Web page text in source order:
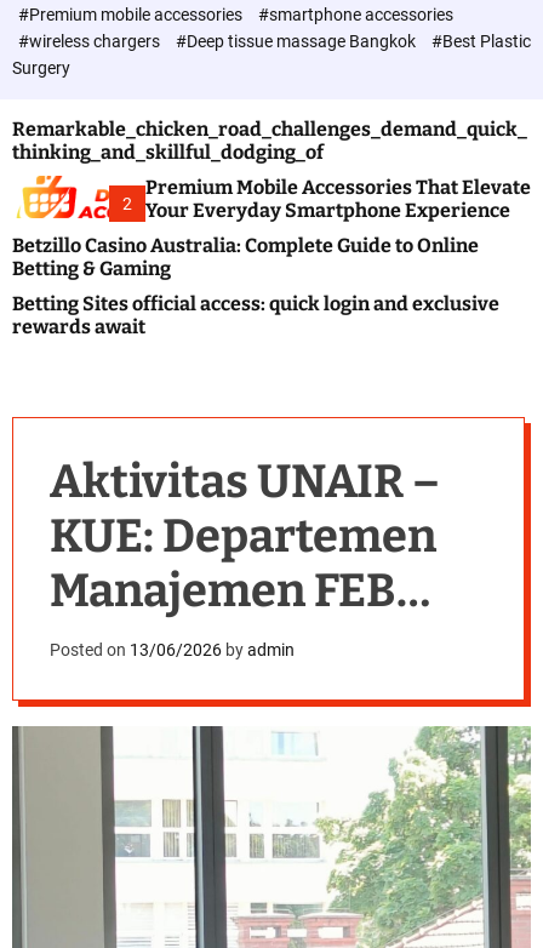
c
l
o
#Premium mobile accessories
#smartphone accessories
#wireless chargers
#Deep tissue massage Bangkok
#Best Plastic
Surgery
Remarkable_chicken_road_challenges_demand_quick_
thinking_and_skillful_dodging_of
2
Premium Mobile Accessories That Elevate
Your Everyday Smartphone Experience
Betzillo Casino Australia: Complete Guide to Online
Betting & Gaming
Betting Sites official access: quick login and exclusive
rewards await
Aktivitas UNAIR –
KUE: Departemen
Manajemen FEB
UNAIR Perkuat
Jejaring Akademik
Internasional
dengan Krakow
University of
Economics
Posted on 13/06/2026 byadmin